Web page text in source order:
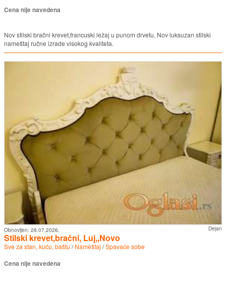
Cena nije navedena
Nov stilski bračni krevet,francuski ležaj u punom drvetu. Nov luksuzan stilski
nameštaj ručne izrade visokog kvaliteta.
Dejan
Obnovljen: 28.07.2026.
Stilski krevet,bračni, Luj,,Novo
Sve za stan, kuću, baštu /Nameštaj /Spavaće sobe
Cena nije navedena